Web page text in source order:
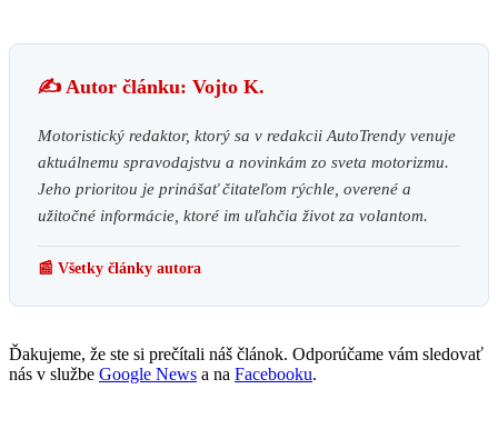
✍️ Autor článku: Vojto K.
Motoristický redaktor, ktorý sa v redakcii AutoTrendy venuje
aktuálnemu spravodajstvu a novinkám zo sveta motorizmu.
Jeho prioritou je prinášať čitateľom rýchle, overené a
užitočné informácie, ktoré im uľahčia život za volantom.
📰 Všetky články autora
Ďakujeme, že ste si prečítali náš článok. Odporúčame vám sledovať
nás v službe Google News a na Facebooku.